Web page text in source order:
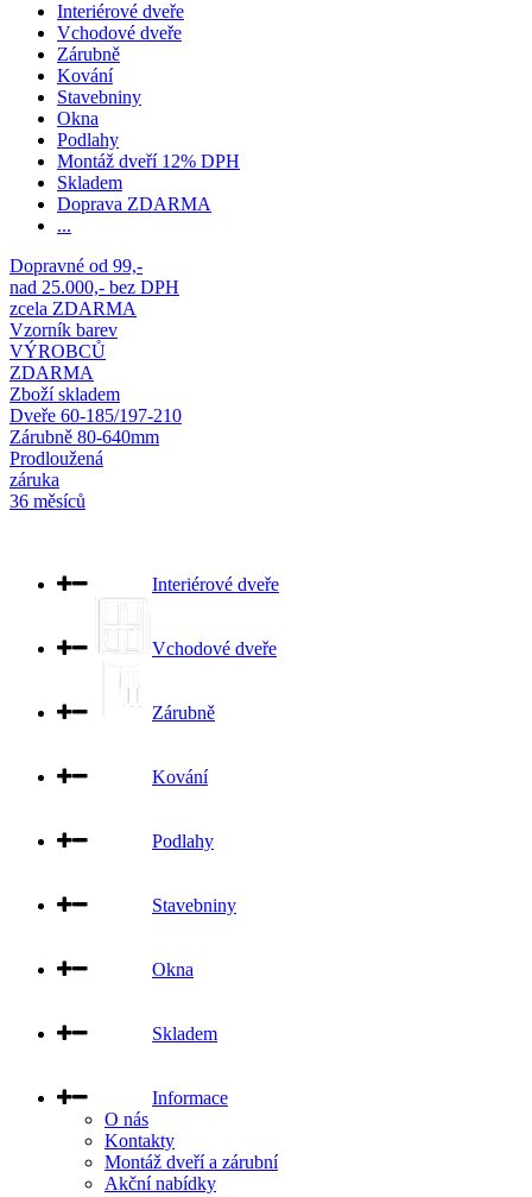
Interiérové dveře
Vchodové dveře
Zárubně
Kování
Stavebniny
Okna
Podlahy
Montáž dveří 12% DPH
Skladem
Doprava ZDARMA
...
Dopravné od 99,-
nad 25.000,- bez DPH
zcela ZDARMA
Vzorník barev
VÝROBCŮ
ZDARMA
Zboží skladem
Dveře 60-185/197-210
Zárubně 80-640mm
Prodloužená
záruka
36 měsíců
Interiérové dveře
Vchodové dveře
Zárubně
Kování
Podlahy
Stavebniny
Okna
Skladem
Informace
O nás
Kontakty
Montáž dveří a zárubní
Akční nabídky